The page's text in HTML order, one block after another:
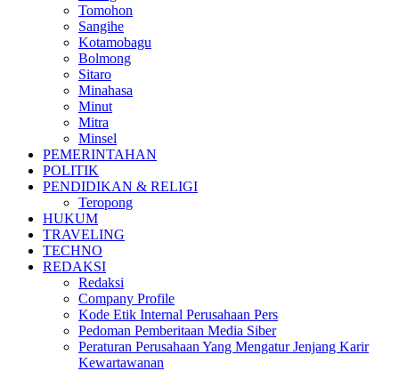
Tomohon
Sangihe
Kotamobagu
Bolmong
Sitaro
Minahasa
Minut
Mitra
Minsel
PEMERINTAHAN
POLITIK
PENDIDIKAN & RELIGI
Teropong
HUKUM
TRAVELING
TECHNO
REDAKSI
Redaksi
Company Profile
Kode Etik Internal Perusahaan Pers
Pedoman Pemberitaan Media Siber
Peraturan Perusahaan Yang Mengatur Jenjang Karir
Kewartawanan